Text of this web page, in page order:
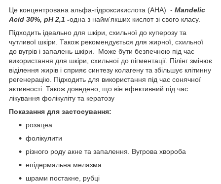
Це концентрована альфа-гідроксикислота (AHA) - Mandelic
Acid 30%, pH 2,1 -одна з найм'якших кислот зі свого класу.
Підходить ідеально для шкіри, схильної до куперозу та
чутливої шкіри. Також рекомендується для жирної, схильної
до вугрів і запалень шкіри. Може бути безпечною під час
використання для шкіри, схильної до пігментації. Пілінг змінює
віділення жирів і сприяє синтезу колагену та збільшує клітинну
регенерацію. Підходить для використання під час сонячної
активності. Також доведено, що він ефективний під час
лікування фолікуліту та кератозу
Показання для застосування:
розацеа
фолікулити
різного роду акне та запалення. Вугрова хвороба
епідермальна мелазма
шрами постакне, рубці